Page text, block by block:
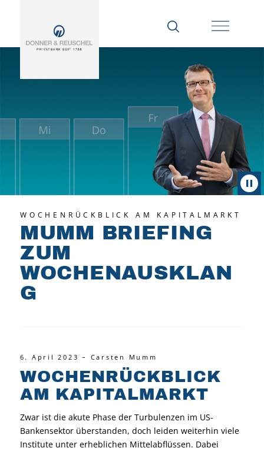
WOCHENRÜCKBLICK AM KAPITALMARKT
MUMM BRIEFING
ZUM
WOCHENAUSKLAN
G
6. April 2023 – Carsten Mumm
WOCHENRÜCKBLICK
AM KAPITALMARKT
Zwar ist die akute Phase der Turbulenzen im US-
Bankensektor überstanden, doch leiden weiterhin viele
Institute unter erheblichen Mittelabflüssen. Dabei